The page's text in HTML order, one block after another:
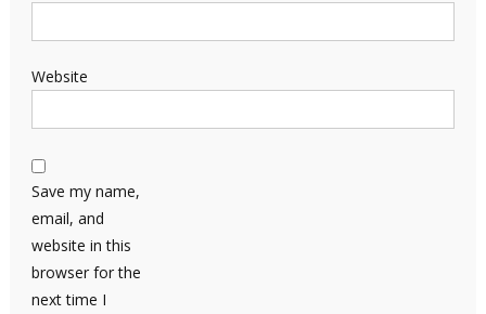
Website
Save my name,
email, and
website in this
browser for the
next time I